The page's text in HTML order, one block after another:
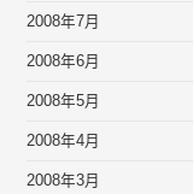
2008年7月
2008年6月
2008年5月
2008年4月
2008年3月